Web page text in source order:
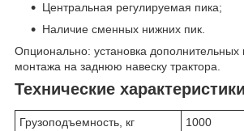
Центральная регулируемая пика;
Наличие сменных нижних пик.
Опционально: установка дополнительных
монтажа на заднюю навеску трактора.
Технические характеристики
Грузоподъемность, кг
1000